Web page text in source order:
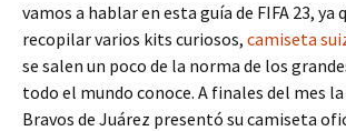
vamos a hablar en esta guía de FIFA 23, ya
recopilar varios kits curiosos, camiseta
se salen un poco de la norma de los
todo el mundo conoce. A finales del mes la
Bravos de Juárez presentó su camiseta